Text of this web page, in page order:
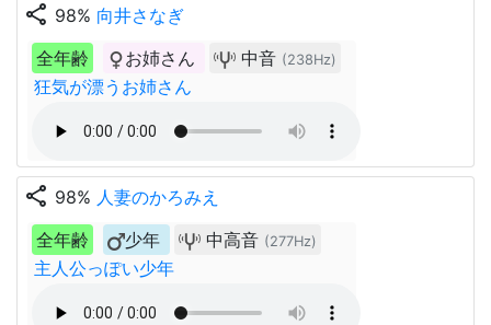
share 98% 向井さなぎ
全年齢
お姉さん 中音 (238Hz)
狂気が漂うお姉さん
share 98% 人妻のかろみえ
全年齢
少年 中高音 (277Hz)
主人公っぽい少年